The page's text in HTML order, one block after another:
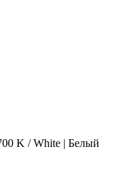
K / White | Белый